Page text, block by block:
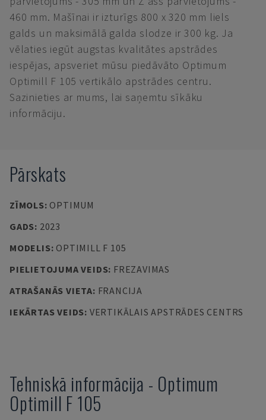
460 mm. Mašīnai ir izturīgs 800 x 320 mm liels
galds un maksimālā galda slodze ir 300 kg. Ja
vēlaties iegūt augstas kvalitātes apstrādes
iespējas, apsveriet mūsu piedāvāto Optimum
Optimill F 105 vertikālo apstrādes centru.
Sazinieties ar mums, lai saņemtu sīkāku
informāciju.
Pārskats
ZĪMOLS: OPTIMUM
GADS: 2023
MODELIS: OPTIMILL F 105
PIELIETOJUMA VEIDS: FREZAVIMAS
ATRAŠANĀS VIETA: FRANCIJA
IEKĀRTAS VEIDS: VERTIKĀLAIS APSTRĀDES CENTRS
Tehniskā informācija - Optimum
Optimill F 105